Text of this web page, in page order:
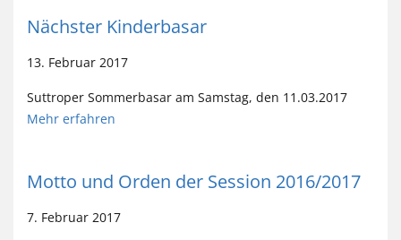
Nächster Kinderbasar
13. Februar 2017
Suttroper Sommerbasar am Samstag, den 11.03.2017
Mehr erfahren
Motto und Orden der Session 2016/2017
7. Februar 2017